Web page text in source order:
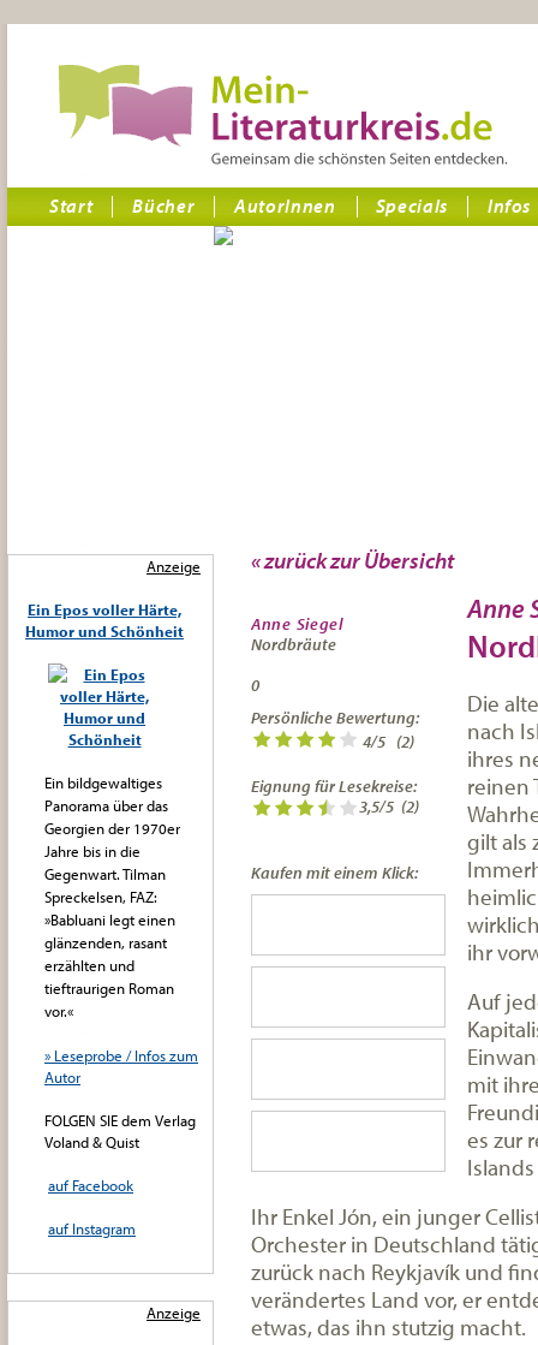
Start Bücher AutorInnen Specials Infos
« zurück zur Übersicht
Anne Siegel
Nordbräute
0
Persönliche Bewertung:
4/5 (2)
Eignung für Lesekreise:
3,5/5 (2)
Kaufen mit einem Klick:
Anne
Die
nach
ihres
reinen
gilt als
ihr
Auf
mit
es zur
Ihr Enkel Jón, ein junger
Orchester in Deutschland
zurück nach Reykjavík und
verändertes Land vor, er
etwas, das ihn stutzig macht.
Anzeige
Ein Epos voller Härte,
Humor und Schönheit
Ein bildgewaltiges
Panorama über das
Georgien der 1970er
Jahre bis in die
Gegenwart. Tilman
Spreckelsen, FAZ:
»Babluani legt einen
glänzenden, rasant
erzählten und
tieftraurigen Roman
vor.«
» Leseprobe / Infos zum
Autor
FOLGEN SIE dem Verlag
Voland & Quist
auf Facebook
auf Instagram
Anzeige